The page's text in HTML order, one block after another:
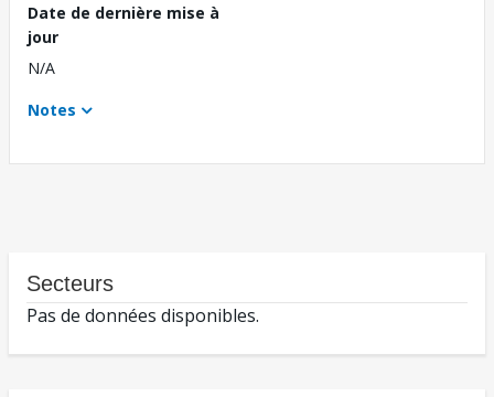
Date de dernière mise à
jour
N/A
Notes
Secteurs
Pas de données disponibles.